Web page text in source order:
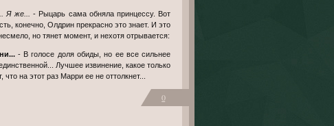
Я же...
- Рыцарь сама обняла принцессу. Вот
конечно, Олдрин прекрасно это знает. И это
но тянет момент, и нехотя отрывается:
- В голосе доля обиды, но ее все сильнее
Лучшее извинение, какое только
на этот раз Марри ее не оттолкнет...
0